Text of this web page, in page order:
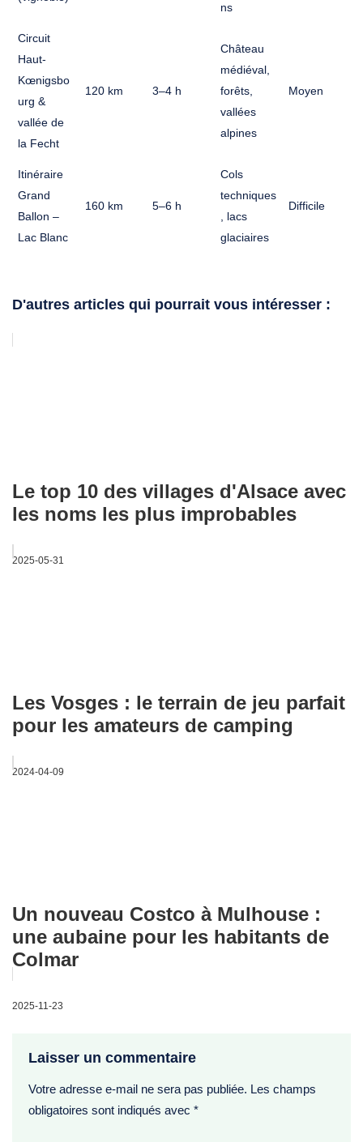
ns
Circuit
Haut-
Kœnigsbo
urg &
vallée de
la Fecht
120 km 3–4 h
Château
médiéval,
forêts,
vallées
alpines
Moyen
Itinéraire
Grand
Ballon –
Lac Blanc
160 km 5–6 h
Cols
techniques
, lacs
glaciaires
Difficile
D'autres articles qui pourrait vous intéresser :
Le top 10 des villages d'Alsace avec
les noms les plus improbables
2025-05-31
Les Vosges : le terrain de jeu parfait
pour les amateurs de camping
2024-04-09
Un nouveau Costco à Mulhouse :
une aubaine pour les habitants de
Colmar
2025-11-23
Laisser un commentaire
Votre adresse e-mail ne sera pas publiée. Les champs
obligatoires sont indiqués avec *